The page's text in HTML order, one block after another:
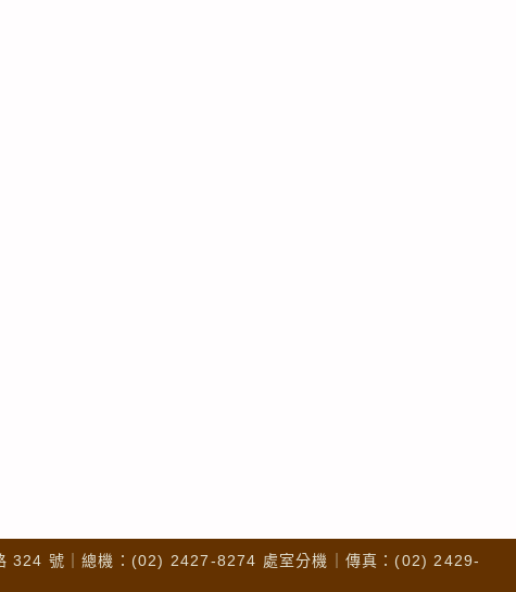
324 號｜總機：(02) 2427-8274 處室分機｜傳真：(02) 2429-